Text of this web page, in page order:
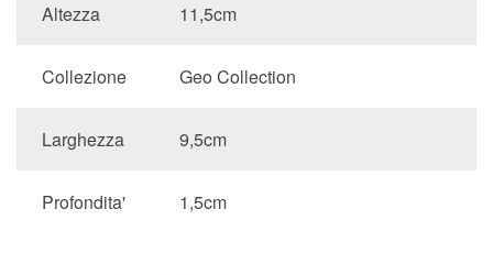
Altezza
11,5cm
Collezione Geo Collection
Larghezza 9,5cm
Profondita' 1,5cm